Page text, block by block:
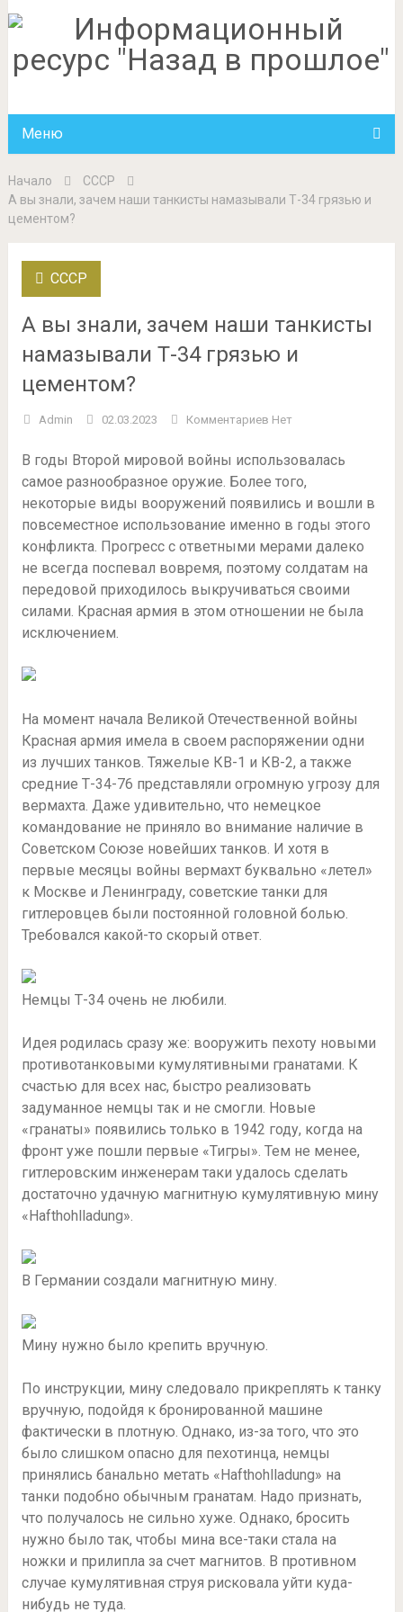
Меню
Начало
СССР
А вы знали, зачем наши танкисты намазывали Т-34 грязью и
цементом?
СССР
А вы знали, зачем наши танкисты
намазывали Т-34 грязью и
цементом?
Admin 02.03.2023 Комментариев Нет
В годы Второй мировой войны использовалась
самое разнообразное оружие. Более того,
некоторые виды вооружений появились и вошли в
повсеместное использование именно в годы этого
конфликта. Прогресс с ответными мерами далеко
не всегда поспевал вовремя, поэтому солдатам на
передовой приходилось выкручиваться своими
силами. Красная армия в этом отношении не была
исключением.
На момент начала Великой Отечественной войны
Красная армия имела в своем распоряжении одни
из лучших танков. Тяжелые КВ-1 и КВ-2, а также
средние Т-34-76 представляли огромную угрозу для
вермахта. Даже удивительно, что немецкое
командование не приняло во внимание наличие в
Советском Союзе новейших танков. И хотя в
первые месяцы войны вермахт буквально «летел»
к Москве и Ленинграду, советские танки для
гитлеровцев были постоянной головной болью.
Требовался какой-то скорый ответ.
Немцы Т-34 очень не любили.
Идея родилась сразу же: вооружить пехоту новыми
противотанковыми кумулятивными гранатами. К
счастью для всех нас, быстро реализовать
задуманное немцы так и не смогли. Новые
«гранаты» появились только в 1942 году, когда на
фронт уже пошли первые «Тигры». Тем не менее,
гитлеровским инженерам таки удалось сделать
достаточно удачную магнитную кумулятивную мину
«Hafthohlladung».
В Германии создали магнитную мину.
Мину нужно было крепить вручную.
По инструкции, мину следовало прикреплять к танку
вручную, подойдя к бронированной машине
фактически в плотную. Однако, из-за того, что это
было слишком опасно для пехотинца, немцы
принялись банально метать «Hafthohlladung» на
танки подобно обычным гранатам. Надо признать,
что получалось не сильно хуже. Однако, бросить
нужно было так, чтобы мина все-таки стала на
ножки и прилипла за счет магнитов. В противном
случае кумулятивная струя рисковала уйти куда-
нибудь не туда.